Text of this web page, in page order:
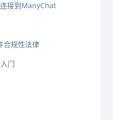
接到ManyChat
合规性法律
门